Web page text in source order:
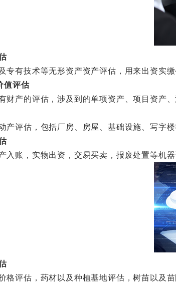
有技术等无形资产资产评估，用来出资实缴
值评估
产的评估，涉及到的单项资产、项目资产、
评估，包括厂房、房屋、基础设施、写字楼
账，实物出资，交易买卖，报废处置等机器
评估，药材以及种植基地评估，树苗以及苗